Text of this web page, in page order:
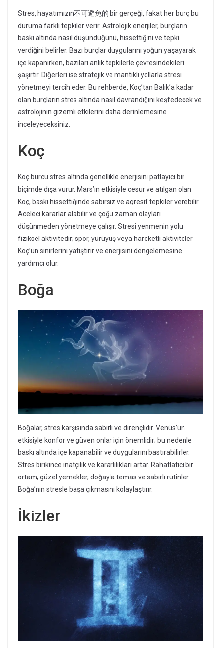
Stres, hayatımızın不可避免的 bir gerçeği, fakat her burç bu
duruma farklı tepkiler verir. Astrolojik enerjiler, burçların
baskı altında nasıl düşündüğünü, hissettiğini ve tepki
verdiğini belirler. Bazı burçlar duygularını yoğun yaşayarak
içe kapanırken, bazıları anlık tepkilerle çevresindekileri
şaşırtır. Diğerleri ise stratejik ve mantıklı yollarla stresi
yönetmeyi tercih eder. Bu rehberde, Koç’tan Balık’a kadar
olan burçların stres altında nasıl davrandığını keşfedecek ve
astrolojinin gizemli etkilerini daha derinlemesine
inceleyeceksiniz.
Koç
Koç burcu stres altında genellikle enerjisini patlayıcı bir
biçimde dışa vurur. Mars’ın etkisiyle cesur ve atılgan olan
Koç, baskı hissettiğinde sabırsız ve agresif tepkiler verebilir.
Aceleci kararlar alabilir ve çoğu zaman olayları
düşünmeden yönetmeye çalışır. Stresi yenmenin yolu
fiziksel aktivitedir; spor, yürüyüş veya hareketli aktiviteler
Koç’un sinirlerini yatıştırır ve enerjisini dengelemesine
yardımcı olur.
Boğa
Boğalar, stres karşısında sabırlı ve dirençlidir. Venüs’ün
etkisiyle konfor ve güven onlar için önemlidir; bu nedenle
baskı altında içe kapanabilir ve duygularını bastırabilirler.
Stres birikince inatçılık ve kararlılıkları artar. Rahatlatıcı bir
ortam, güzel yemekler, doğayla temas ve sabırlı rutinler
Boğa’nın stresle başa çıkmasını kolaylaştırır.
İkizler